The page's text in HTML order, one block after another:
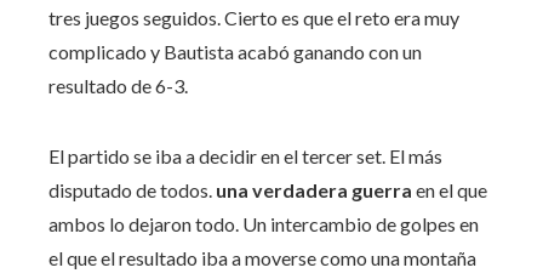
tres juegos seguidos. Cierto es que el reto era muy
complicado y Bautista acabó ganando con un
resultado de 6-3.
El partido se iba a decidir en el tercer set. El más
disputado de todos. una verdadera guerra en el que
ambos lo dejaron todo. Un intercambio de golpes en
el que el resultado iba a moverse como una montaña